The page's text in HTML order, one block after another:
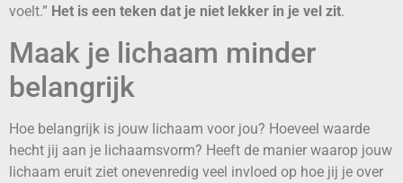
voelt.” Het is een teken dat je niet lekker in je vel zit.
Maak je lichaam minder
belangrijk
Hoe belangrijk is jouw lichaam voor jou? Hoeveel waarde
hecht jij aan je lichaamsvorm? Heeft de manier waarop jouw
lichaam eruit ziet onevenredig veel invloed op hoe jij je over